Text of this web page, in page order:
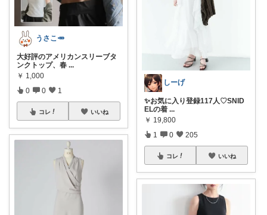
うさこ🥕
大好評のアメリカンスリーブタ
ンクトップ、春 ...
￥ 1,000
0 0 1
コレ いいね
しーげ
✨お気に入り登録117人♡SNID
ELの着 ...
￥ 19,800
1 0 205
コレ いいね